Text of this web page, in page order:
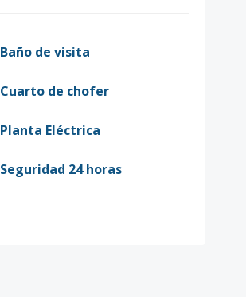
Baño de visita
Cuarto de chofer
Planta Eléctrica
Seguridad 24 horas